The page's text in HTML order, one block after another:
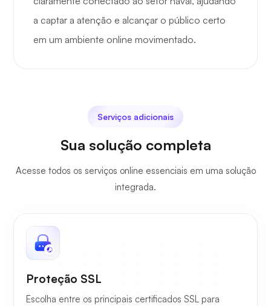
a captar a atenção e alcançar o público certo
em um ambiente online movimentado.
Serviços adicionais
Sua solução completa
Acesse todos os serviços online essenciais em uma solução
integrada.
Proteção SSL
Escolha entre os principais certificados SSL para